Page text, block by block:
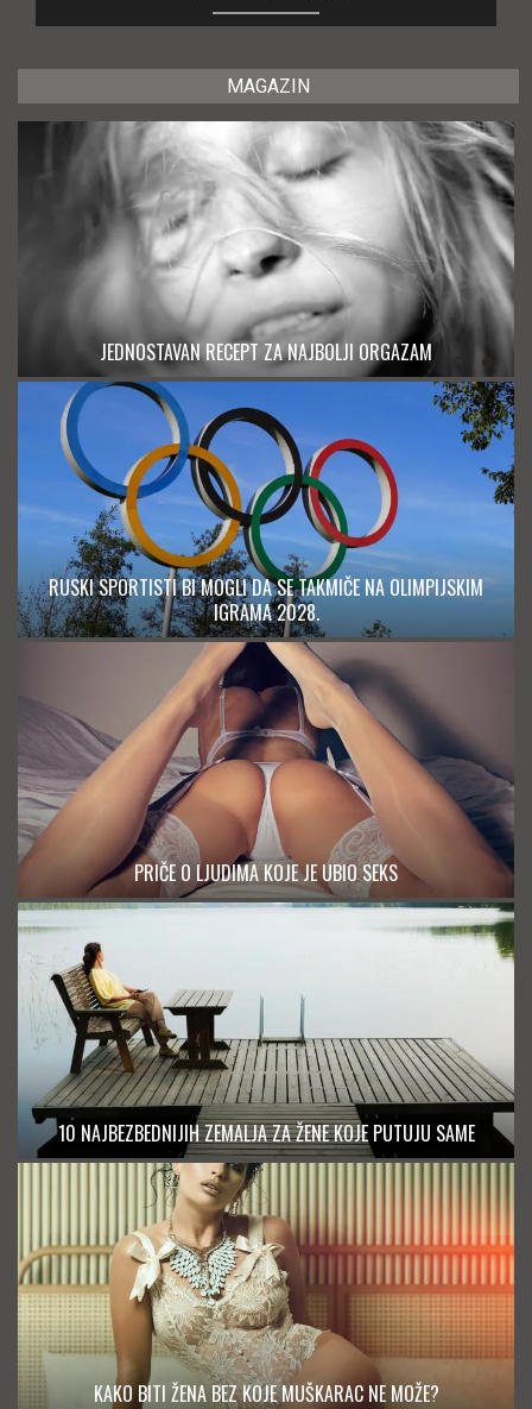
MAGAZIN
JEDNOSTAVAN RECEPT ZA NAJBOLJI ORGAZAM
RUSKI SPORTISTI BI MOGLI DA SE TAKMIČE NA OLIMPIJSKIM
IGRAMA 2028.
PRIČE O LJUDIMA KOJE JE UBIO SEKS
10 NAJBEZBEDNIJIH ZEMALJA ZA ŽENE KOJE PUTUJU SAME
KAKO BITI ŽENA BEZ KOJE MUŠKARAC NE MOŽE?